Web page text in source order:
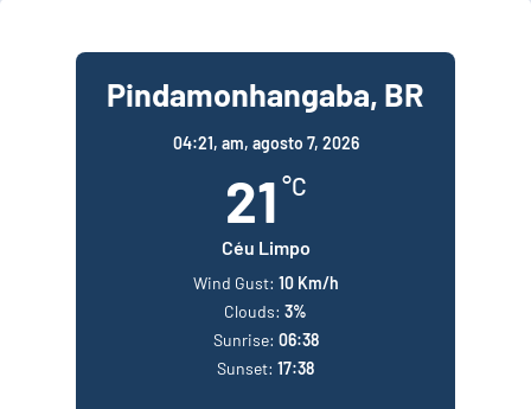
Pindamonhangaba, BR
04:21, am, agosto 7, 2026
21 °C
Céu Limpo
Wind Gust: 10 Km/h
Clouds: 3%
Sunrise: 06:38
Sunset: 17:38